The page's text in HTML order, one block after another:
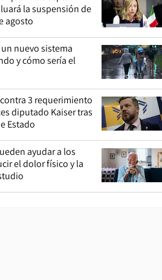
la suspensión de
agosto
nuevo sistema
y cómo sería el
3 requerimiento
diputado Kaiser tras
Estado
ayudar a los
el dolor físico y la